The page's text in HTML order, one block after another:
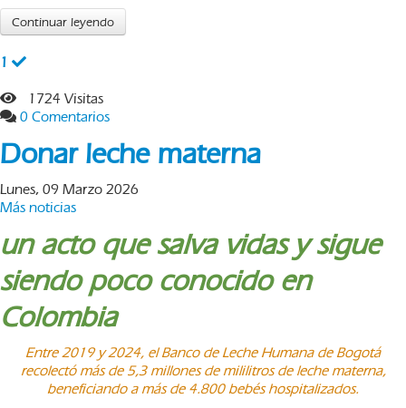
Continuar leyendo
1
1724 Visitas
0 Comentarios
Donar leche materna
Lunes, 09 Marzo 2026
Más noticias
un acto que salva vidas y sigue
siendo poco conocido en
Colombia
Entre 2019 y 2024, el Banco de Leche Humana de Bogotá
recolectó más de 5,3 millones de mililitros de leche materna,
beneficiando a más de 4.800 bebés hospitalizados.